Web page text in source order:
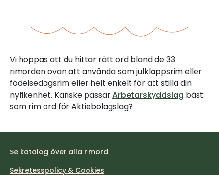
Vi hoppas att du hittar rätt ord bland de 33
rimorden ovan att använda som julklappsrim eller
födelsedagsrim eller helt enkelt för att stilla din
nyfikenhet. Kanske passarArbetarskyddslag bäst
som rim ord för Aktiebolagslag?
Se katalog över alla rimord
Sekretesspolicy & Cookies